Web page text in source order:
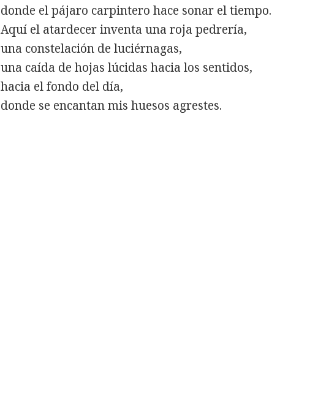
donde el pájaro carpintero hace sonar el tiempo.
Aquí el atardecer inventa una roja pedrería,
una constelación de luciérnagas,
una caída de hojas lúcidas hacia los sentidos,
hacia el fondo del día,
donde se encantan mis huesos agrestes.